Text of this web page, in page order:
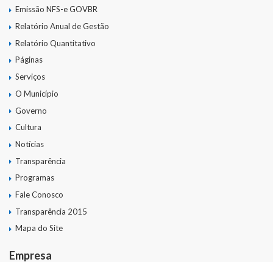
Emissão NFS-e GOVBR
Relatório Anual de Gestão
Relatório Quantitativo
Páginas
Serviços
O Município
Governo
Cultura
Notícias
Transparência
Programas
Fale Conosco
Transparência 2015
Mapa do Site
Empresa